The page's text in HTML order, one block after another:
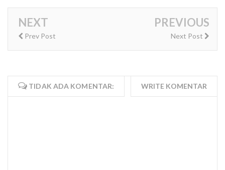
NEXT
Prev Post
PREVIOUS
Next Post
TIDAK ADA KOMENTAR: WRITE KOMENTAR